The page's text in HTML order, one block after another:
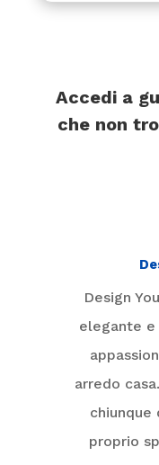
Accedi a
che non
Design
elegante
arredo
proprio